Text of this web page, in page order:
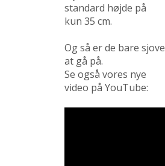
standard højde på
kun 35 cm.
Og så er de bare sjove
at gå på.
Se også vores nye
video på YouTube: